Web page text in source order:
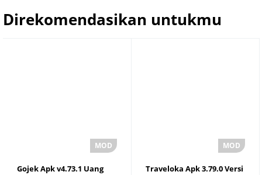
Direkomendasikan untukmu
Gojek Apk v4.73.1 Uang
Traveloka Apk 3.79.0 Versi